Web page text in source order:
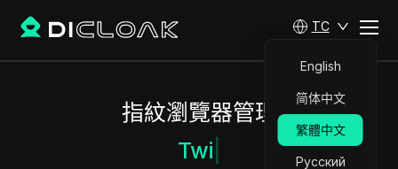
TC
English
简体中文
繁體中文
Русский
指紋瀏覽器管理
Twitter 帳號